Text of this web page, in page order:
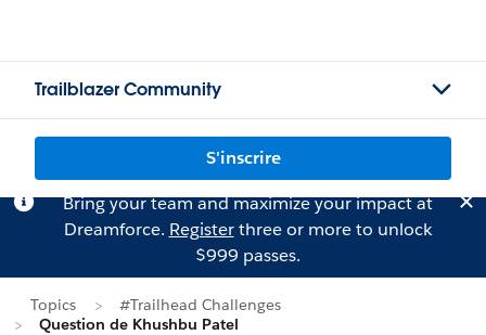
Trailblazer Community
S'inscrire
Bring your team and maximize your impact at
Dreamforce. Registerthree or more to unlock
$999 passes.
Topics
#Trailhead Challenges
Question de Khushbu Patel